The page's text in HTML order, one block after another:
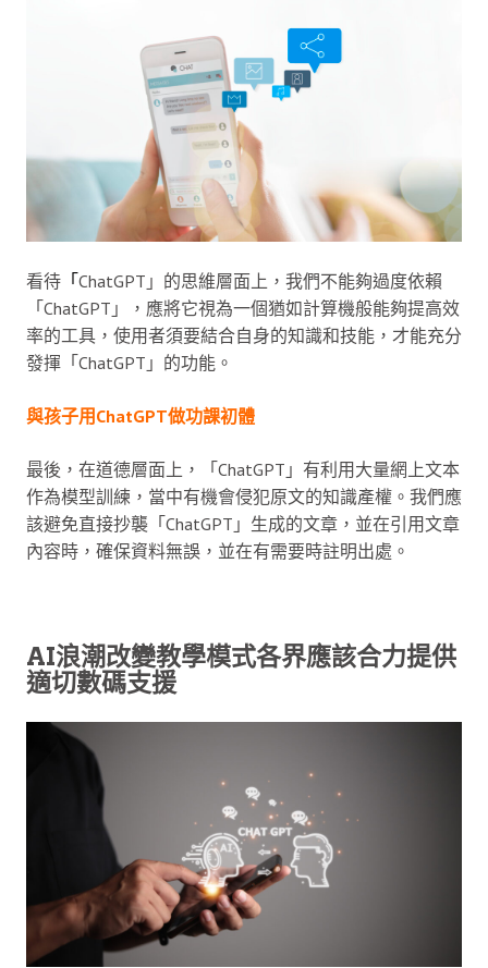
看待 「ChatGPT」的思維層面上，我們不能夠過度依賴
「ChatGPT」，應將它視為一個猶如計算機般能夠提高效
率的工具，使用者須要結合自身的知識和技能，才能充分
發揮「ChatGPT」的功能。
與孩子用ChatGPT做功課初體
最後，在道德層面上，「ChatGPT」有利用大量網上文本
作為模型訓練，當中有機會侵犯原文的知識產權。我們應
該避免直接抄襲「ChatGPT」生成的文章，並在引用文章
內容時，確保資料無誤，並在有需要時註明出處。
AI浪潮改變教學模式各界應該合力提供
適切數碼支援